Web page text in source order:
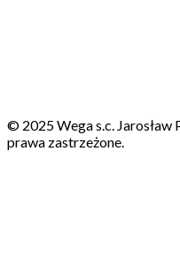
© 2025 Wega s.c. Jarosław
prawa zastrzeżone.